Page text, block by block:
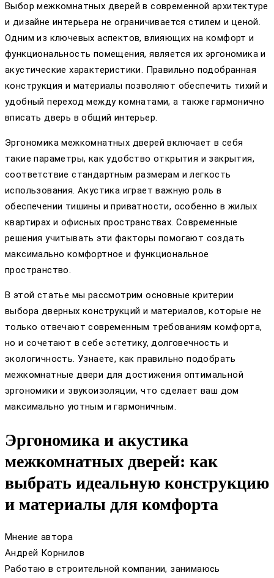
Выбор межкомнатных дверей в современной архитектуре
и дизайне интерьера не ограничивается стилем и ценой.
Одним из ключевых аспектов, влияющих на комфорт и
функциональность помещения, является их эргономика и
акустические характеристики. Правильно подобранная
конструкция и материалы позволяют обеспечить тихий и
удобный переход между комнатами, а также гармонично
вписать дверь в общий интерьер.
Эргономика межкомнатных дверей включает в себя
такие параметры, как удобство открытия и закрытия,
соответствие стандартным размерам и легкость
использования. Акустика играет важную роль в
обеспечении тишины и приватности, особенно в жилых
квартирах и офисных пространствах. Современные
решения учитывать эти факторы помогают создать
максимально комфортное и функциональное
пространство.
В этой статье мы рассмотрим основные критерии
выбора дверных конструкций и материалов, которые не
только отвечают современным требованиям комфорта,
но и сочетают в себе эстетику, долговечность и
экологичность. Узнаете, как правильно подобрать
межкомнатные двери для достижения оптимальной
эргономики и звукоизоляции, что сделает ваш дом
максимально уютным и гармоничным.
Эргономика и акустика
межкомнатных дверей: как
выбрать идеальную конструкцию
и материалы для комфорта
Мнение автора
Андрей Корнилов
Работаю в строительной компании, занимаюсь